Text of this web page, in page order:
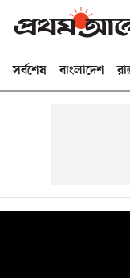
সর্বশেষ বাংলাদেশ